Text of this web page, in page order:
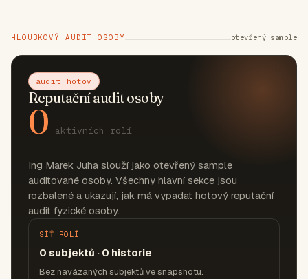
HLOUBKOVÝ AUDIT OSOBY otevřený sample
audit hotov
Reputační audit osoby
0 aktivních rolí
Ing Marek Juha slouží jako otevřený sample
auditované osoby. Všechny hlavní sekce jsou
rozbalené a ukazují, jak má vypadat hotový reputační
audit fyzické osoby.
SÍŤ ROLÍ
0 subjektů · 0 historie
Bez navázaných subjektů ve snapshotu.